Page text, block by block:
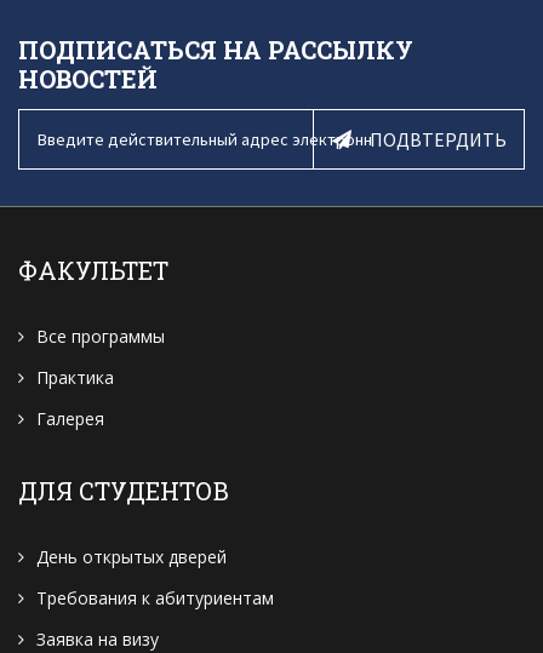
ПОДПИСАТЬСЯ НА РАССЫЛКУ
НОВОСТЕЙ
ПОДВТЕРДИТЬ
ФАКУЛЬТЕТ
Все программы
Практика
Галерея
ДЛЯ СТУДЕНТОВ
День открытых дверей
Требования к абитуриентам
Заявка на визу